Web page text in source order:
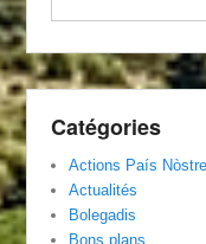
Catégories
Actions País Nòstre
Actualités
Bolegadis
Bons plans